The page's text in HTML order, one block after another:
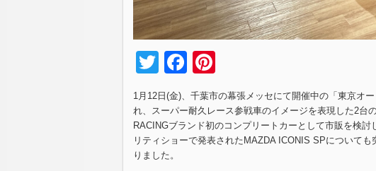
TwitterFacebook
1月12日(金)、千葉市の幕張メッセにて開催中の「東京オ
れ、スーパー耐久レース参戦車のイメージを表現した2台
RACINGブランド初のコンプリートカーとして市販を検
リティショーで発表されたMAZDA ICONIS SPについて
りました。